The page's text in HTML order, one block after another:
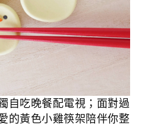
自吃晚餐配電視；面對過
的黃色小雞筷架陪伴你整